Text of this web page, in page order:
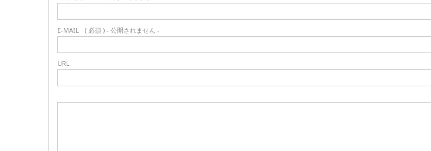
E-MAIL ( 必須 ) - 公開されません -
URL